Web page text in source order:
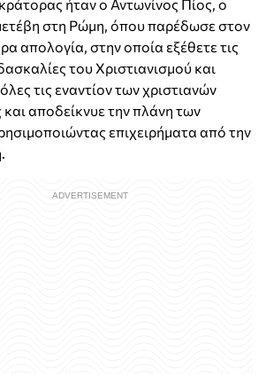
ήταν ο Αντωνίνος Πίος, ο
στη Ρώμη, όπου παρέδωσε στον
απολογία, στην οποία εξέθετε τις
του Χριστιανισμού και
τις εναντίον των χριστιανών
και αποδείκνυε την πλάνη των
επιχειρήματα από την